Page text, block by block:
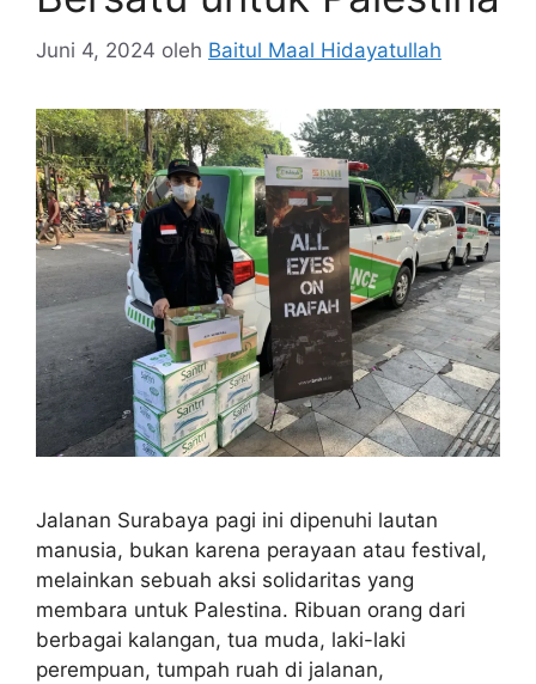
Juni 4, 2024 oleh Baitul Maal Hidayatullah
Jalanan Surabaya pagi ini dipenuhi lautan
manusia, bukan karena perayaan atau festival,
melainkan sebuah aksi solidaritas yang
membara untuk Palestina. Ribuan orang dari
berbagai kalangan, tua muda, laki-laki
perempuan, tumpah ruah di jalanan,